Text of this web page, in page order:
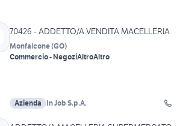
70426 - ADDETTO/A VENDITA MACELLERIA
Monfalcone(GO)
Commercio - NegoziAltroAltro
Azienda In Job S.p.A.